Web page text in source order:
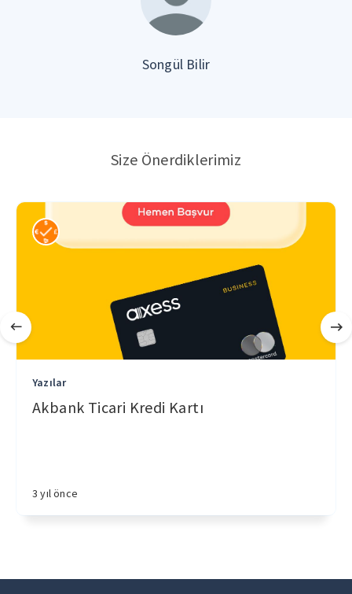
Songül Bilir
Size Önerdiklerimiz
Yazılar
Akbank Ticari Kredi Kartı
3 yıl önce